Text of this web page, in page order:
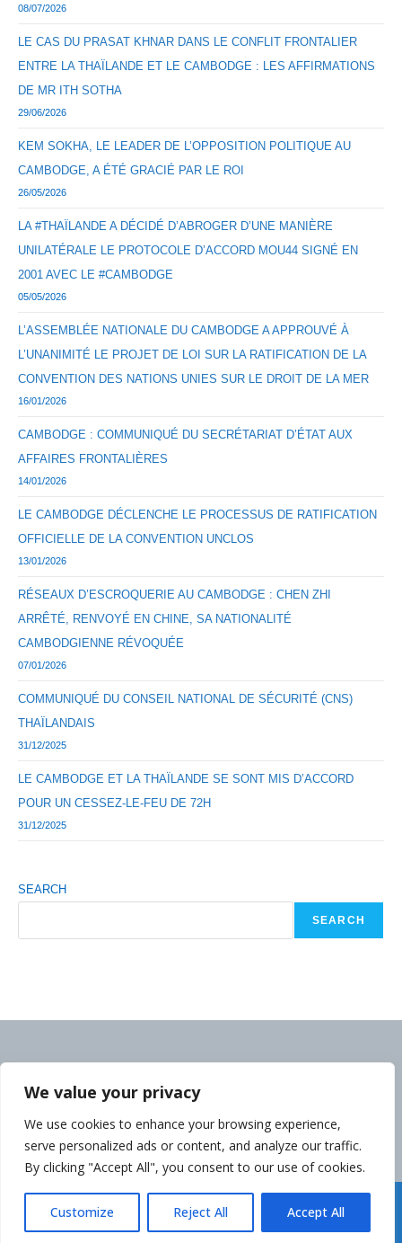
We value your privacy
We use cookies to enhance your browsing experience,
serve personalized ads or content, and analyze our traffic.
By clicking "Accept All", you consent to our use of cookies.
Customize Reject All Accept All
08/07/2026
LE CAS DU PRASAT KHNAR DANS LE CONFLIT FRONTALIER
ENTRE LA THAÏLANDE ET LE CAMBODGE : LES AFFIRMATIONS
DE MR ITH SOTHA
29/06/2026
KEM SOKHA, LE LEADER DE L’OPPOSITION POLITIQUE AU
CAMBODGE, A ÉTÉ GRACIÉ PAR LE ROI
26/05/2026
LA #THAÏLANDE A DÉCIDÉ D’ABROGER D’UNE MANIÈRE
UNILATÉRALE LE PROTOCOLE D’ACCORD MOU44 SIGNÉ EN
2001 AVEC LE #CAMBODGE
05/05/2026
L’ASSEMBLÉE NATIONALE DU CAMBODGE A APPROUVÉ À
L’UNANIMITÉ LE PROJET DE LOI SUR LA RATIFICATION DE LA
CONVENTION DES NATIONS UNIES SUR LE DROIT DE LA MER
16/01/2026
CAMBODGE : COMMUNIQUÉ DU SECRÉTARIAT D’ÉTAT AUX
AFFAIRES FRONTALIÈRES
14/01/2026
LE CAMBODGE DÉCLENCHE LE PROCESSUS DE RATIFICATION
OFFICIELLE DE LA CONVENTION UNCLOS
13/01/2026
RÉSEAUX D’ESCROQUERIE AU CAMBODGE : CHEN ZHI
ARRÊTÉ, RENVOYÉ EN CHINE, SA NATIONALITÉ
CAMBODGIENNE RÉVOQUÉE
07/01/2026
COMMUNIQUÉ DU CONSEIL NATIONAL DE SÉCURITÉ (CNS)
THAÏLANDAIS
31/12/2025
LE CAMBODGE ET LA THAÏLANDE SE SONT MIS D’ACCORD
POUR UN CESSEZ-LE-FEU DE 72H
31/12/2025
SEARCH
SEARCH
Copyright cambodgeinfo.com 2014-2026